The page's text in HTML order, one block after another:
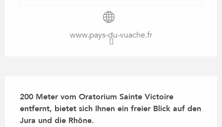
www.pays-du-vuache.fr
200 Meter vom Oratorium Sainte Victoire
entfernt, bietet sich Ihnen ein freier Blick auf den
Jura und die Rhône.